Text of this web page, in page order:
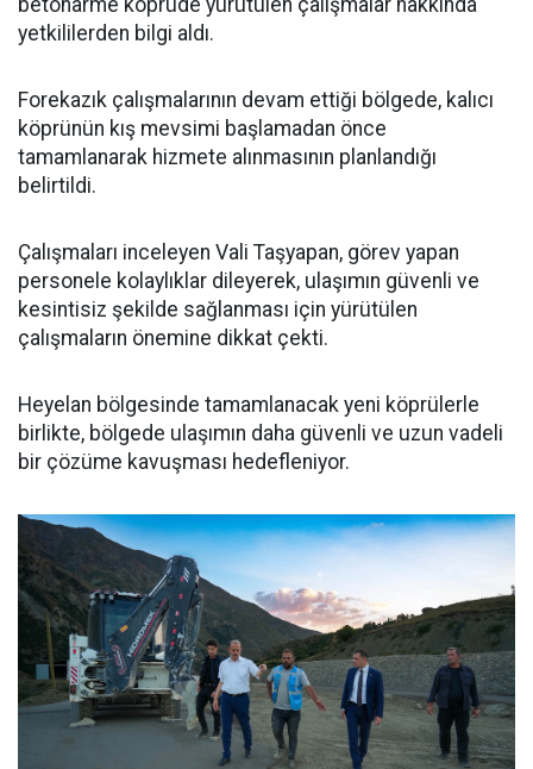
betonarme köprüde yürütülen çalışmalar hakkında
yetkililerden bilgi aldı.
Forekazık çalışmalarının devam ettiği bölgede, kalıcı
köprünün kış mevsimi başlamadan önce
tamamlanarak hizmete alınmasının planlandığı
belirtildi.
Çalışmaları inceleyen Vali Taşyapan, görev yapan
personele kolaylıklar dileyerek, ulaşımın güvenli ve
kesintisiz şekilde sağlanması için yürütülen
çalışmaların önemine dikkat çekti.
Heyelan bölgesinde tamamlanacak yeni köprülerle
birlikte, bölgede ulaşımın daha güvenli ve uzun vadeli
bir çözüme kavuşması hedefleniyor.